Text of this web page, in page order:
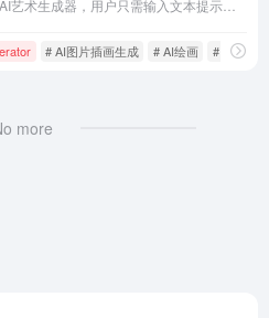
# AI图片插画生成 # AI绘画 # AI艺术
more